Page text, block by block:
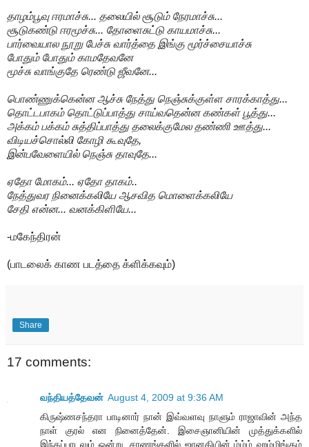
தாழம்பூவு ஈரமாச்சு... தலையில் சூடும் நேரமாச்சு...
சூடுகண்டு ஈரமூச்சு... தோளைசுட்டு காயமாச்சு...
பார்வையால நூறு பேச்சு வார்த்தை இங்கு மூர்ச்சையாச்சு
போதும் போதும் காமதேவனே
மூச்சு வாங்குதே ரெண்டு ஜீவனே...
பொண்ணுக்கென்ன ஆச்சு நேத்து நெஞ்சுக்குள்ள சாரக்காத்து...
தொட்டபாகம் தொட்டுப்பாத்து சாய்வதென்ன கண்கள் பூத்து...
அக்கம் பக்கம் சுத்திப்பாத்து தலைக்குமேல தண்ணி ஊத்து...
விடியச்சொல்லி கோழி கூவுதே,
இன்பவேளையில் நெஞ்சு தாவுதே...
ஏதோ மோகம்... ஏதோ தாகம்..
நேத்துவர நினைக்கலியே ஆசவித மொளைக்கலியே
சேதி என்ன... வனக்கிளியே...
-மகேந்திரன்
(பாடலைக் காண படத்தை க்ளிக்கவும்)
Share
17 comments:
வந்தியத்தேவன் August 4, 2009 at 9:36 AM
கிருஷ்ணசந்தரா பாடினார் நான் இவ்வளவு நாளும் ராஜாவின் அந்த
நாள் குரல் என நினைத்தேன். இசைஞானியின் முத்துக்களில்
இந்தப்பாடலும் ஒன்று. சரணங்களில் ஜானகியின் ம்ம்ம் ஹம்மிங்கும்